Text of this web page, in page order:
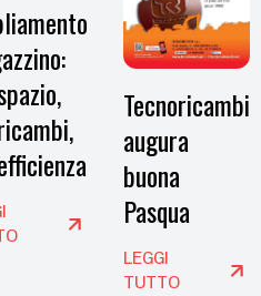
Tecnoricambi
augura
buona
Pasqua
LEGGI
TUTTO